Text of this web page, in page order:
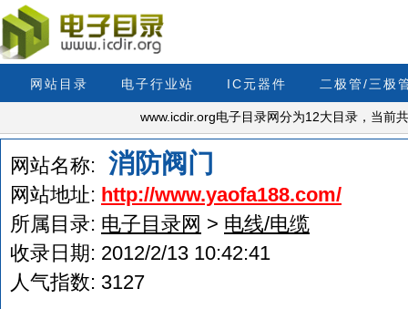
网站目录 电子行业站 IC元器件 二极管/三极
www.icdir.org电子目录网分为12大目录，当前
网站名称: 消防阀门
网站地址: http://www.yaofa188.com/
所属目录: 电子目录网 > 电线/电缆
收录日期: 2012/2/13 10:42:41
人气指数: 3127